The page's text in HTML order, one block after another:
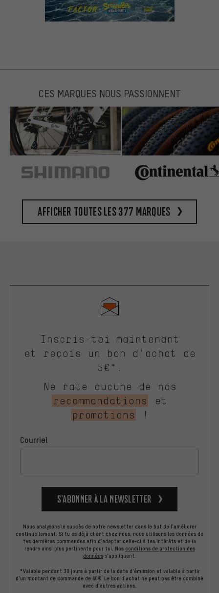
CES MARQUES NOUS PASSIONNENT
Afficher toutes les 377 marques
Inscris-toi maintenant
et reçois un bon d'achat de
5€*.
Ne rate aucune de nos
recommandations
et
promotions
!
Courriel
S’abonner à la newsletter
Nous analysons le succès de notre newsletter dans le but de l'améliorer
continuellement. Si tu es déjà client chez nous, nous utilisons les données de
tes dernières commandes afin d'adapter celle-ci à tes intérêts et de la
rendre ainsi plus pertinente pour toi. Nos conditions de protection des
données s'appliquent.
*Valable pendant 30 jours à partir de la date d'émission et valable à partir
d'un montant de commande de 60€. Le bon d'achat ne peut pas être combiné
avec d'autres actions.